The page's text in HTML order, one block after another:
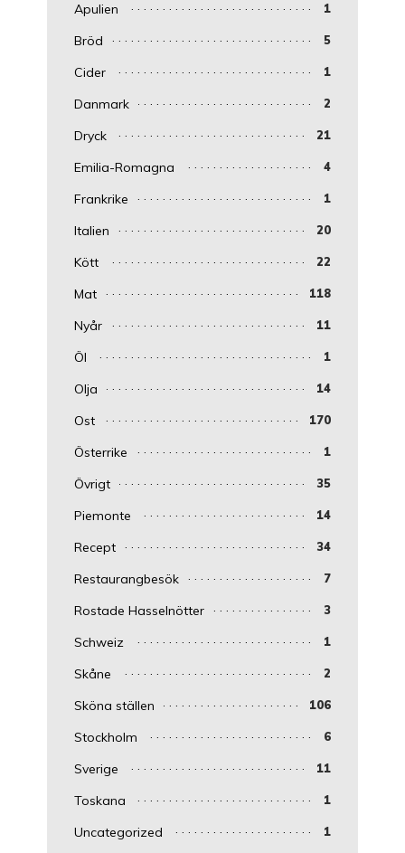
Apulien 1
Bröd 5
Cider 1
Danmark 2
Dryck 21
Emilia-Romagna 4
Frankrike 1
Italien 20
Kött 22
Mat 118
Nyår 11
Öl 1
Olja 14
Ost 170
Österrike 1
Övrigt 35
Piemonte 14
Recept 34
Restaurangbesök 7
Rostade Hasselnötter 3
Schweiz 1
Skåne 2
Sköna ställen 106
Stockholm 6
Sverige 11
Toskana 1
Uncategorized 1